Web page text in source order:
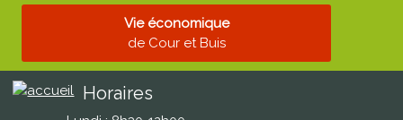
Vie économique
de Cour et Buis
Horaires